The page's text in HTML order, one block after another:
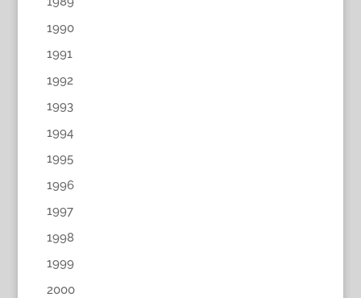
1990
1991
1992
1993
1994
1995
1996
1997
1998
1999
2000